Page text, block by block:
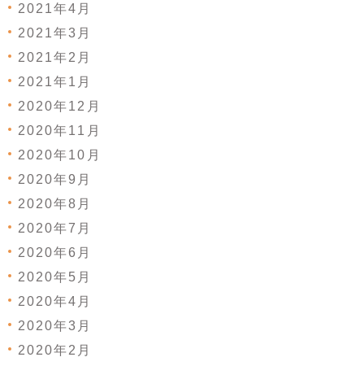
2021年4月
2021年3月
2021年2月
2021年1月
2020年12月
2020年11月
2020年10月
2020年9月
2020年8月
2020年7月
2020年6月
2020年5月
2020年4月
2020年3月
2020年2月